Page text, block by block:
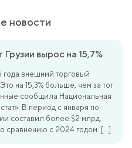
новости
вырос на 15,7%
внешний торговый
на 15,3% больше, чем за тот
сообщила Национальная
В период с января по
составил более $2 млрд.
сравнению с 2024 годом. […]